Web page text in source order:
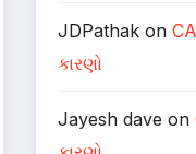
JDPathak on
કારણો
Jayesh dave on